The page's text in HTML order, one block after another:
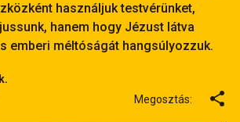
használjuk testvérünket,
hanem hogy Jézust látva
emberi méltóságát hangsúlyozzuk.
Megosztás: